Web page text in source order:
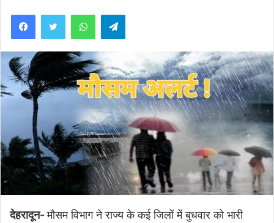
WhatsAppTelegram
देहरादून-मौसम विभाग ने राज्य के कई जिलों में बुधवार को भारी